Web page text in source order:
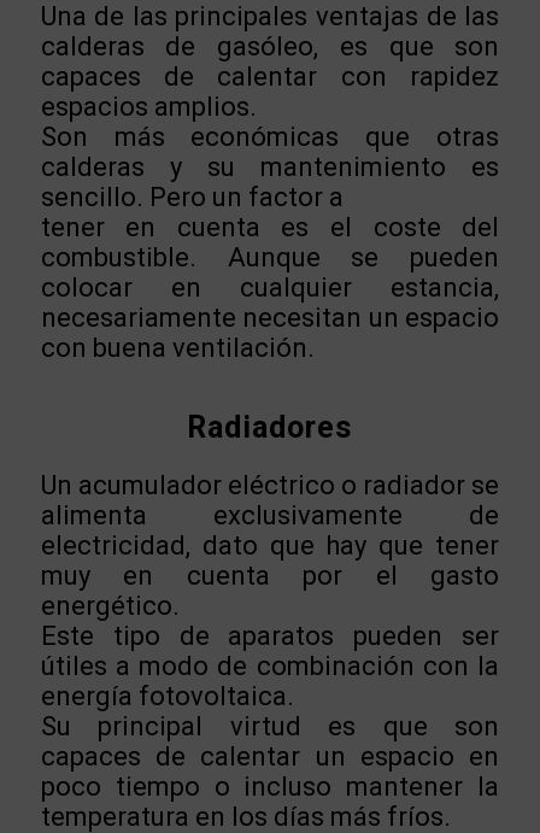
Una de las principales ventajas de las
calderas de gasóleo, es que son
capaces de calentar con rapidez
espacios amplios.
Son más económicas que otras
calderas y su mantenimiento es
sencillo. Pero un factor a
tener en cuenta es el coste del
combustible. Aunque se pueden
colocar en cualquier estancia,
necesariamente necesitan un espacio
con buena ventilación.
Radiadores
Un acumulador eléctrico o radiador se
alimenta exclusivamente de
electricidad, dato que hay que tener
muy en cuenta por el gasto
energético.
Este tipo de aparatos pueden ser
útiles a modo de combinación con la
energía fotovoltaica.
Su principal virtud es que son
capaces de calentar un espacio en
poco tiempo o incluso mantener la
temperatura en los días más fríos.